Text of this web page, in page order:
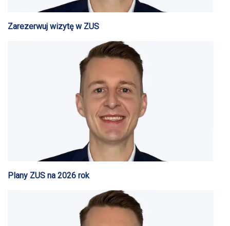
Zarezerwuj wizytę w ZUS
Plany ZUS na 2026 rok